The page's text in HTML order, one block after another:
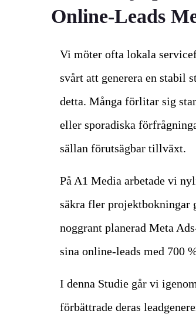
Online-Leads
Vi möter ofta lokala
svårt att generera en stabil
detta. Många förlitar sig
eller sporadiska
sällan förutsägbar tillväxt.
På A1 Media arbetade vi
säkra fler projektbokningar
noggrant planerad Meta
sina online-leads med 700
I denna Studie går vi
förbättrade deras